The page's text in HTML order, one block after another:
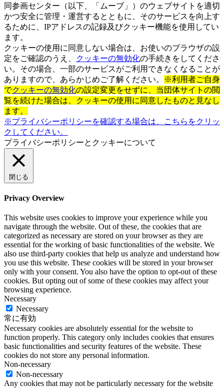
同参画センター（以下、「ムーブ」）のウェブサイトを適切
かつ安全に管理・運営するとともに、そのサービスを向上す
るために、IPアドレスの記録及びクッキー機能を使用してい
ます。
クッキーの使用に同意しない場合は、お使いのブラウザの設
定をご確認のうえ、
クッキーの無効化の手続きをしてくださ
い。その場合、一部のサービスがご利用できなくなることが
ありますので、あらかじめご了解ください。
※利用者ご自身
でクッキーの無効化の設定変更をせずに、当団体サイトの閲
覧を続けた場合は、クッキーの使用に同意したものと見なし
ます。
※プライバシーポリシーを確認する場合は、こちらをクリッ
クしてください。
プライバシーポリシーとクッキーについて
閉じる
Privacy Overview
This website uses cookies to improve your experience while you
navigate through the website. Out of these, the cookies that are
categorized as necessary are stored on your browser as they are
essential for the working of basic functionalities of the website. We
also use third-party cookies that help us analyze and understand how
you use this website. These cookies will be stored in your browser
only with your consent. You also have the option to opt-out of these
cookies. But opting out of some of these cookies may affect your
browsing experience.
Necessary
Necessary
常に有効
Necessary cookies are absolutely essential for the website to
function properly. This category only includes cookies that ensures
basic functionalities and security features of the website. These
cookies do not store any personal information.
Non-necessary
Non-necessary
Any cookies that may not be particularly necessary for the website